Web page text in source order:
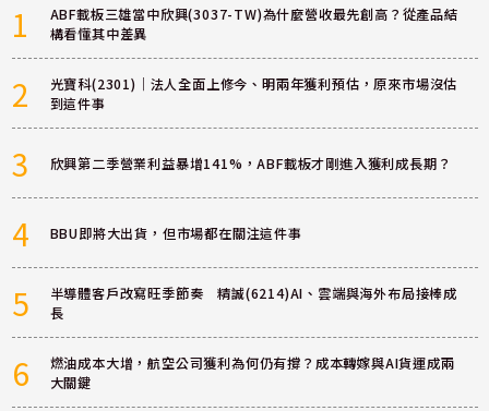
1
ABF載板三雄當中欣興(3037-TW)為什麼營收最先創高？從產品結
構看懂其中差異
2
光寶科(2301)｜法人全面上修今、明兩年獲利預估，原來市場沒估
到這件事
3 欣興第二季營業利益暴增141%，ABF載板才剛進入獲利成長期？
4 BBU即將大出貨，但市場都在關注這件事
5
半導體客戶改寫旺季節奏 精誠(6214)AI、雲端與海外布局接棒成
長
6
燃油成本大增，航空公司獲利為何仍有撐？成本轉嫁與AI貨運成兩
大關鍵